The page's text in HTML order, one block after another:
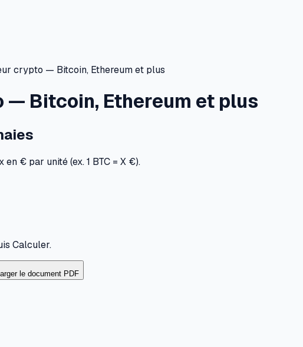
crypto — Bitcoin, Ethereum et plus
Bitcoin, Ethereum et plus
€ par unité (ex. 1 BTC = X €).
Calculer.
le document PDF